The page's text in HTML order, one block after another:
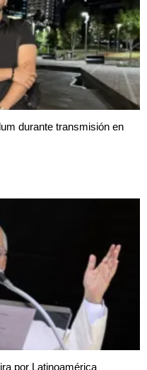
durante transmisión en
por Latinoamérica